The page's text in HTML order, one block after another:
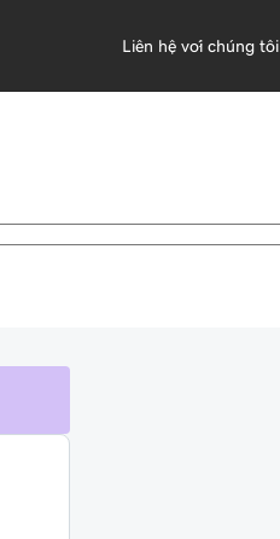
Liên hệ với chúng tôi